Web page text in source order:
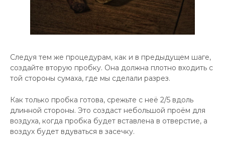
Следуя тем же процедурам, как и в предыдущем шаге,
создайте вторую пробку. Она должна плотно входить с
той стороны сумаха, где мы сделали разрез.
Как только пробка готова, срежьте с неё 2/5 вдоль
длинной стороны. Это создаст небольшой проём для
воздуха, когда пробка будет вставлена в отверстие, а
воздух будет вдуваться в засечку.